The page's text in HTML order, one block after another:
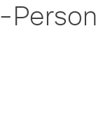
Person